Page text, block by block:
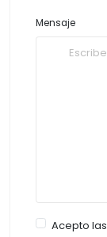
Mensaje
Acepto las